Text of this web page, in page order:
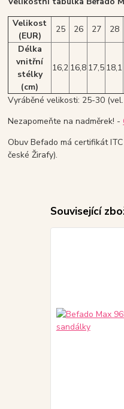
Velikost
(EUR)
25 26 27 28
Délka
vnitřní
stélky
(cm)
16,2 16,8 17,5 18,1
Vyráběné velikosti: 25-30
Nezapomeňte na nadměrek! -
Obuv Befado má certifikát
české Žirafy).
Související